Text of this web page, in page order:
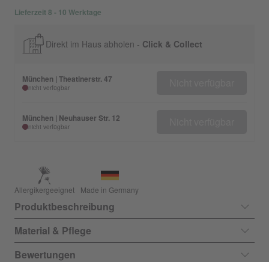
Lieferzeit 8 - 10 Werktage
Direkt im Haus abholen - Click & Collect
München | Theatinerstr. 47
nicht verfügbar
München | Neuhauser Str. 12
nicht verfügbar
Allergikergeeignet Made in Germany
Produktbeschreibung
Material & Pflege
Bewertungen